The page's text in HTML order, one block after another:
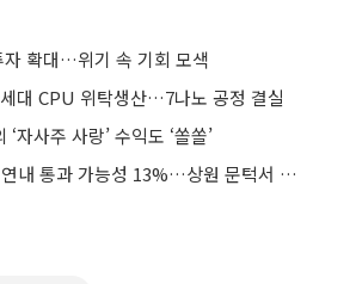
확대…위기 속 기회 모색
대 CPU 위탁생산…7나노 공정 결실
자사주 사랑’ 수익도 ‘쏠쏠’
美 클래리티 법안 연내 통과 가능성 13%…상원 문턱서 제동